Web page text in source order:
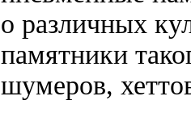
о различных
памятники
шумеров,